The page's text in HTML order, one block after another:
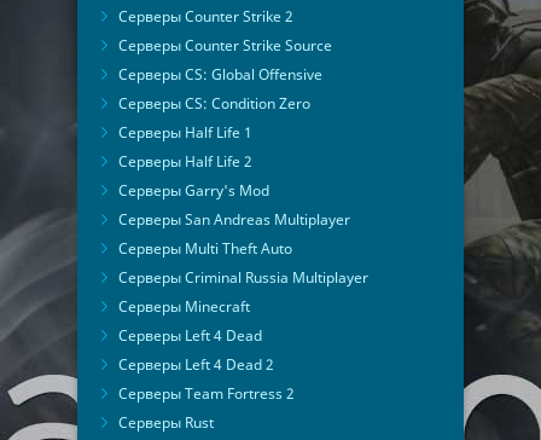
Серверы Counter Strike 2
Серверы Counter Strike Source
Серверы CS: Global Offensive
Серверы CS: Condition Zero
Серверы Half Life 1
Серверы Half Life 2
Серверы Garry's Mod
Серверы San Andreas Multiplayer
Серверы Multi Theft Auto
Серверы Criminal Russia Multiplayer
Серверы Minecraft
Серверы Left 4 Dead
Серверы Left 4 Dead 2
Серверы Team Fortress 2
Серверы Rust